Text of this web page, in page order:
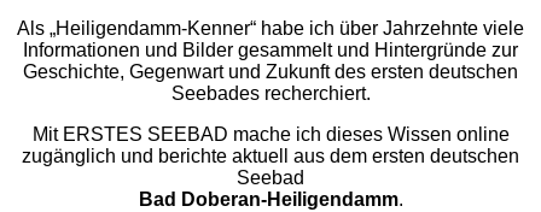
Als „Heiligendamm-Kenner“ habe ich über Jahrzehnte viele
Informationen und Bilder gesammelt und Hintergründe zur
Geschichte, Gegenwart und Zukunft des ersten deutschen
Seebades recherchiert.
Mit ERSTES SEEBAD mache ich dieses Wissen online
zugänglich und berichte aktuell aus dem ersten deutschen
Seebad
Bad Doberan-Heiligendamm.